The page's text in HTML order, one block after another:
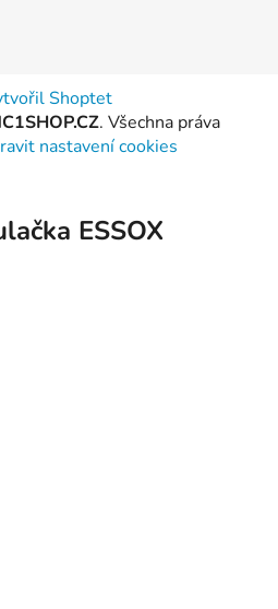
Shoptet
. Všechna práva
nastavení cookies
ESSOX